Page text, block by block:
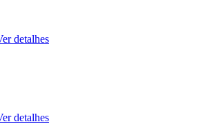
detalhes
detalhes